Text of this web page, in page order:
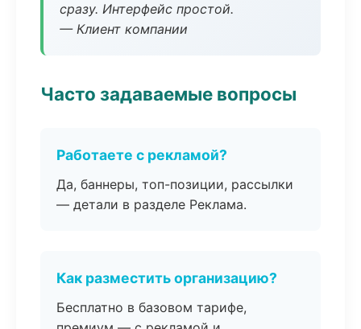
сразу. Интерфейс простой.
— Клиент компании
Часто задаваемые вопросы
Работаете с рекламой?
Да, баннеры, топ-позиции, рассылки
— детали в разделе Реклама.
Как разместить организацию?
Бесплатно в базовом тарифе,